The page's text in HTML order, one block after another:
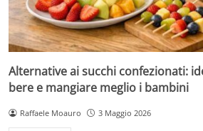
Alternative ai succhi confezionati:
bere e mangiare meglio i bambini
Raffaele Moauro 3 Maggio 2026